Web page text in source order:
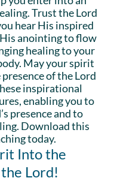
Trust the Lord
hear His inspired
anointing to flow
healing to your
May your spirit
of the Lord
inspirational
enabling you to
presence and to
Download this
today.
Into the
Lord!